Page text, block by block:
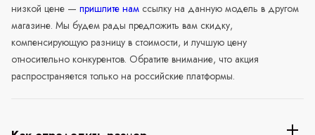
низкой цене — пришлите нам ссылку на данную модель в другом
магазине. Мы будем рады предложить вам скидку,
компенсирующую разницу в стоимости, и лучшую цену
относительно конкурентов. Обратите внимание, что акция
распространяется только на российские платформы.